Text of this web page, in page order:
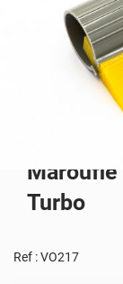
Turbo
Ref :VO217